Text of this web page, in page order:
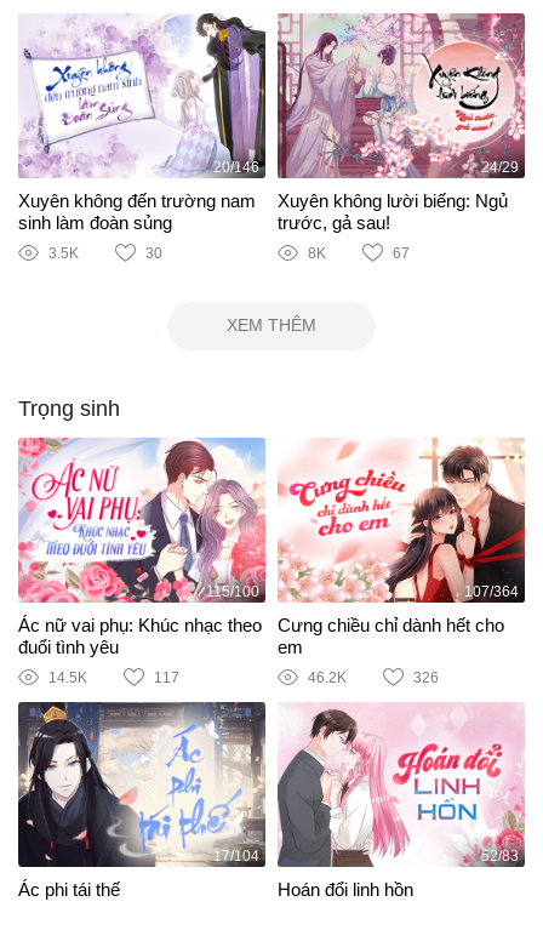
20/146
Xuyên không đến trường nam
sinh làm đoàn sủng
3.5K 30
24/29
Xuyên không lười biếng: Ngủ
trước, gả sau!
8K 67
XEM THÊM
Trọng sinh
115/100
Ác nữ vai phụ: Khúc nhạc theo
đuổi tình yêu
14.5K 117
107/364
Cưng chiều chỉ dành hết cho
em
46.2K 326
17/104
Ác phi tái thế
52/83
Hoán đổi linh hồn